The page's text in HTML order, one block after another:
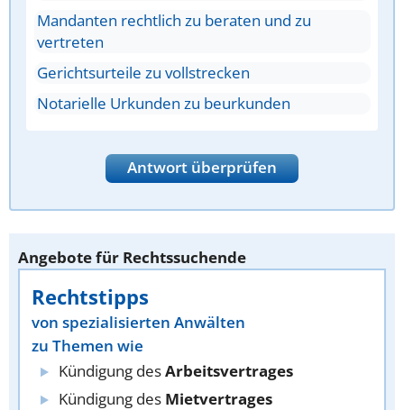
Mandanten rechtlich zu beraten und zu
vertreten
Gerichtsurteile zu vollstrecken
Notarielle Urkunden zu beurkunden
Antwort überprüfen
Angebote für Rechtssuchende
Rechtstipps
von spezialisierten Anwälten
zu Themen wie
Kündigung desArbeitsvertrages
Kündigung des Mietvertrages